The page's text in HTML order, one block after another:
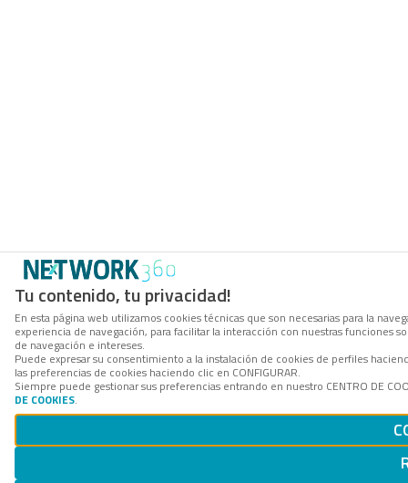
Tu contenido, tu privacidad!
En esta página web utilizamos cookies técnicas que son necesarias para la
experiencia de navegación, para facilitar la interacción con nuestras funciones
de navegación e intereses.
Puede expresar su consentimiento a la instalación de cookies de perfiles
las preferencias de cookies haciendo clic en CONFIGURAR.
Siempre puede gestionar sus preferencias entrando en nuestro CENTRO DE
DE COOKIES.